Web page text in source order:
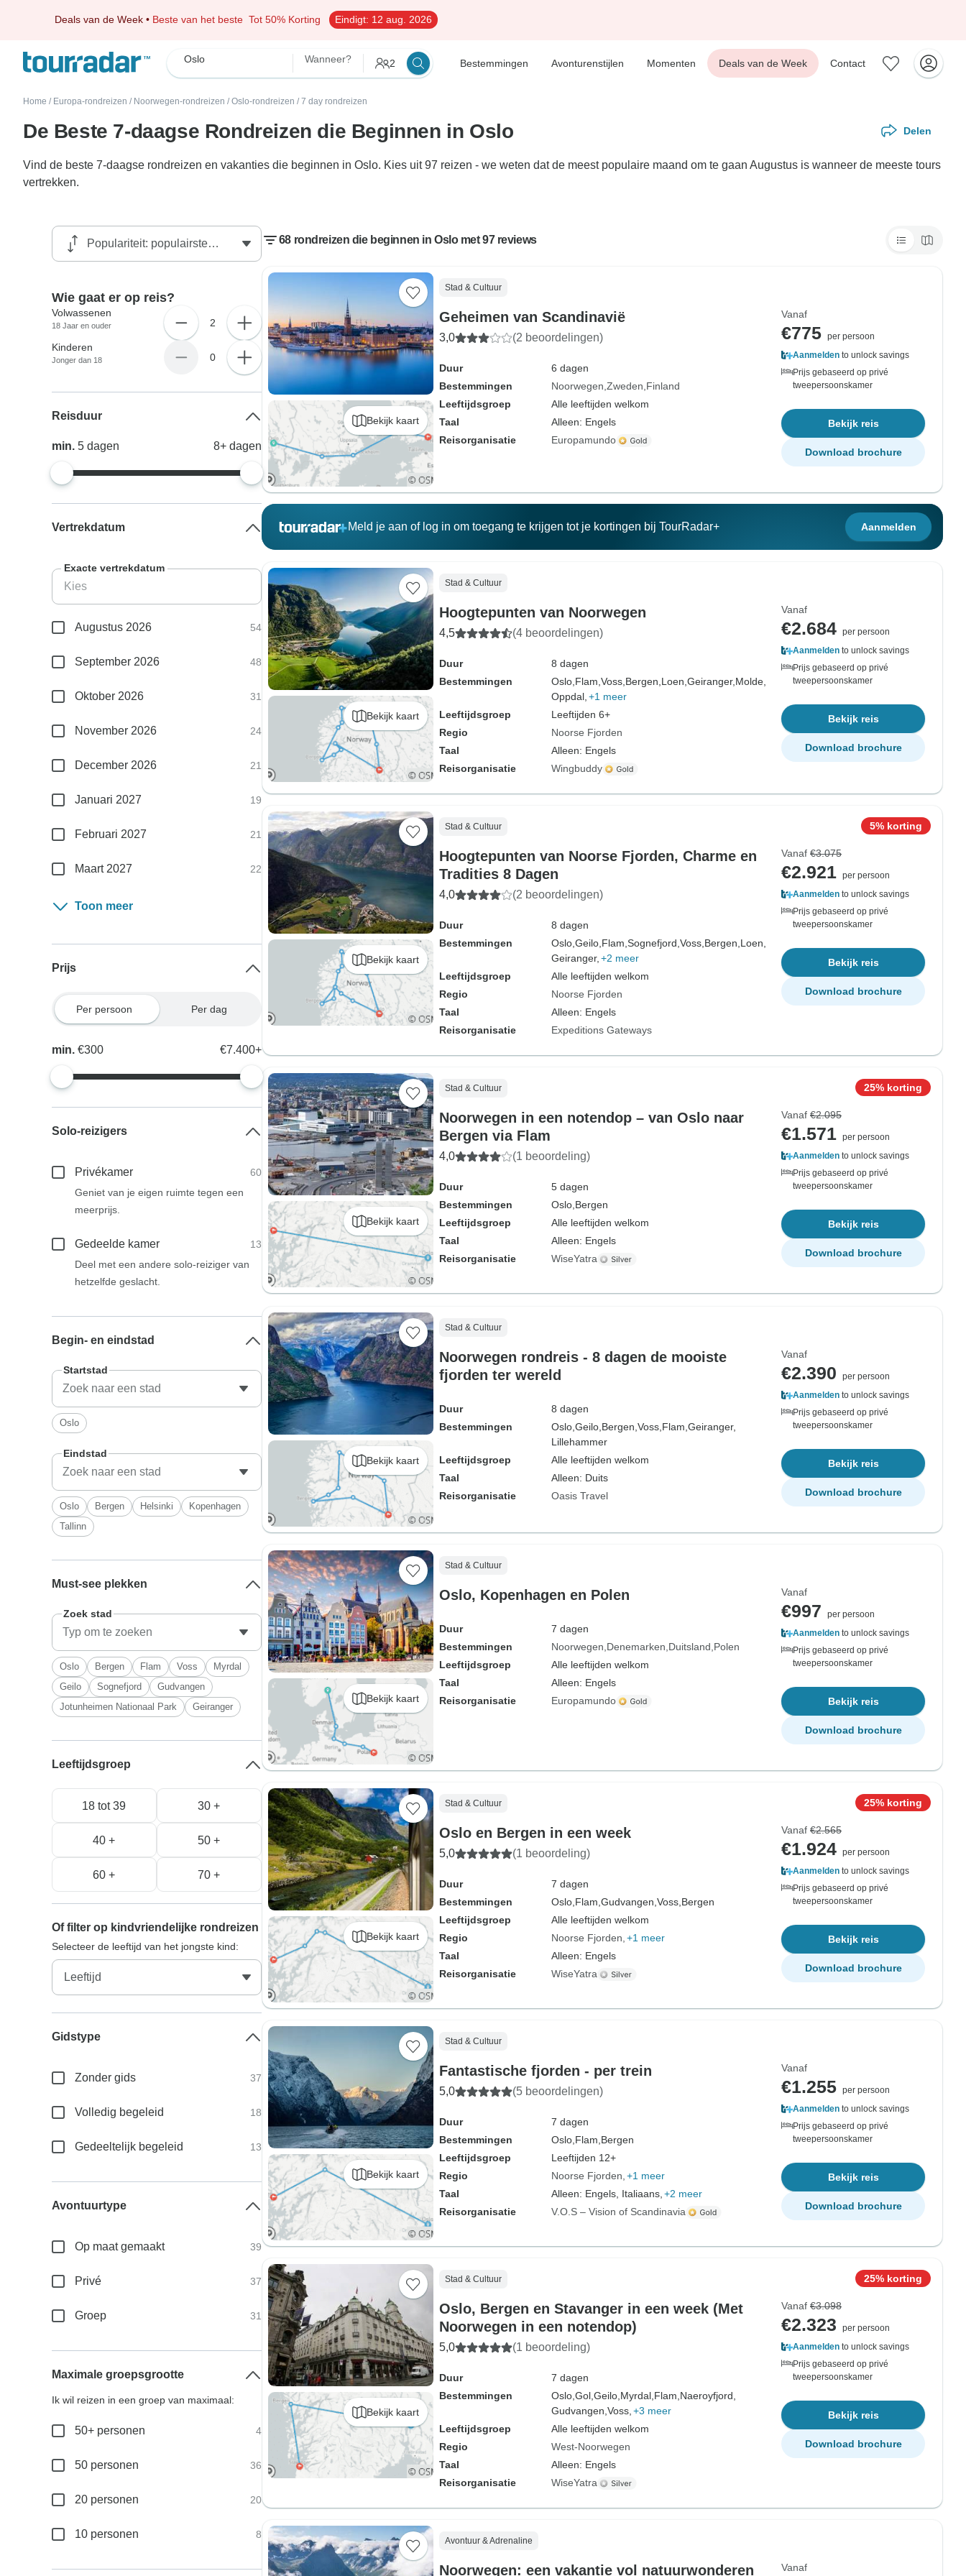
Deals van de Week • Beste van het beste Tot 50% Korting Eindigt: 12 aug. 2026
Oslo Wanneer? 2 Bestemmingen Avonturenstijlen Momenten Deals van de Week Contact
Home / Europa-rondreizen / Noorwegen-rondreizen / Oslo-rondreizen / 7 day rondreizen
De Beste 7-daagse Rondreizen die Beginnen in Oslo Delen
Vind de beste 7-daagse rondreizen en vakanties die beginnen in Oslo. Kies uit 97 reizen - we weten dat de meest populaire maand om te gaan Augustus is wanneer de meeste tours
vertrekken.
68 rondreizen die beginnen in Oslo met 97 reviews
Bekijk kaart
Stad & Cultuur
Geheimen van Scandinavië
3,0 (2 beoordelingen)
Duur
6 dagen
Bestemmingen
Noorwegen Zweden Finland
Leeftijdsgroep
Alle leeftijden welkom
Taal
Alleen: Engels
Reisorganisatie
Europamundo
Vanaf
€775 per persoon
Aanmelden to unlock savings
Prijs gebaseerd op privé
tweepersoonskamer
Bekijk reis
Download brochure
Meld je aan of log in om toegang te krijgen tot je kortingen bij TourRadar+ Aanmelden
Bekijk kaart
Stad & Cultuur
Hoogtepunten van Noorwegen
4,5 (4 beoordelingen)
Duur
8 dagen
Bestemmingen
Oslo, Flam, Voss, Bergen, Loen, Geiranger, Molde,
Oppdal, +1 meer
Leeftijdsgroep
Leeftijden 6+
Regio
Noorse Fjorden
Taal
Alleen: Engels
Reisorganisatie
Wingbuddy
Vanaf
€2.684 per persoon
Aanmelden to unlock savings
Prijs gebaseerd op privé
tweepersoonskamer
Bekijk reis
Download brochure
Bekijk kaart
Stad & Cultuur
Hoogtepunten van Noorse Fjorden, Charme en
Tradities 8 Dagen
4,0 (2 beoordelingen)
Duur
8 dagen
Bestemmingen
Oslo, Geilo, Flam, Sognefjord, Voss, Bergen, Loen,
Geiranger, +2 meer
Leeftijdsgroep
Alle leeftijden welkom
Regio
Noorse Fjorden
Taal
Alleen: Engels
Reisorganisatie
Expeditions Gateways
5% korting
Vanaf €3.075
€2.921 per persoon
Aanmelden to unlock savings
Prijs gebaseerd op privé
tweepersoonskamer
Bekijk reis
Download brochure
Bekijk kaart
Stad & Cultuur
Noorwegen in een notendop – van Oslo naar
Bergen via Flam
4,0 (1 beoordeling)
Duur
5 dagen
Bestemmingen
Oslo, Bergen
Leeftijdsgroep
Alle leeftijden welkom
Taal
Alleen: Engels
Reisorganisatie
WiseYatra
25% korting
Vanaf €2.095
€1.571 per persoon
Aanmelden to unlock savings
Prijs gebaseerd op privé
tweepersoonskamer
Bekijk reis
Download brochure
Bekijk kaart
Stad & Cultuur
Noorwegen rondreis - 8 dagen de mooiste
fjorden ter wereld
Duur
8 dagen
Bestemmingen
Oslo, Geilo, Bergen, Voss, Flam, Geiranger,
Lillehammer
Leeftijdsgroep
Alle leeftijden welkom
Taal
Alleen: Duits
Reisorganisatie
Oasis Travel
Vanaf
€2.390
per persoon
Aanmelden to unlock savings
Prijs gebaseerd op privé
tweepersoonskamer
Bekijk reis
Download brochure
Bekijk kaart
Stad & Cultuur
Oslo, Kopenhagen en Polen
Duur
7 dagen
Bestemmingen
Noorwegen Denemarken Duitsland Polen
Leeftijdsgroep
Alle leeftijden welkom
Taal
Alleen: Engels
Reisorganisatie
Europamundo
Vanaf
€997
per persoon
Aanmelden to unlock savings
Prijs gebaseerd op privé
tweepersoonskamer
Bekijk reis
Download brochure
Bekijk kaart
Stad & Cultuur
Oslo en Bergen in een week
5,0 (1 beoordeling)
Duur
7 dagen
Bestemmingen
Oslo, Flam, Gudvangen, Voss, Bergen
Leeftijdsgroep
Alle leeftijden welkom
Regio
Noorse Fjorden +1 meer
Taal
Alleen: Engels
Reisorganisatie
WiseYatra
25% korting
Vanaf €2.565
€1.924 per persoon
Aanmelden to unlock savings
Prijs gebaseerd op privé
tweepersoonskamer
Bekijk reis
Download brochure
Bekijk kaart
Stad & Cultuur
Fantastische fjorden - per trein
5,0 (5 beoordelingen)
Duur
7 dagen
Bestemmingen
Oslo, Flam, Bergen
Leeftijdsgroep
Leeftijden 12+
Regio
Noorse Fjorden +1 meer
Taal
Alleen: Engels, Italiaans, +2 meer
Reisorganisatie
V.O.S – Vision of Scandinavia
Vanaf
€1.255 per persoon
Aanmelden to unlock savings
Prijs gebaseerd op privé
tweepersoonskamer
Bekijk reis
Download brochure
Bekijk kaart
Stad & Cultuur
Oslo, Bergen en Stavanger in een week (Met
Noorwegen in een notendop)
5,0 (1 beoordeling)
Duur
7 dagen
Bestemmingen
Oslo, Gol, Geilo, Myrdal, Flam, Naeroyfjord,
Gudvangen, Voss, +3 meer
Leeftijdsgroep
Alle leeftijden welkom
Regio
West-Noorwegen
Taal
Alleen: Engels
Reisorganisatie
WiseYatra
25% korting
Vanaf €3.098
€2.323
per persoon
Aanmelden to unlock savings
Prijs gebaseerd op privé
tweepersoonskamer
Bekijk reis
Download brochure
Avontuur & Adrenaline
Noorwegen: een vakantie vol natuurwonderen Vanaf
Wie gaat er op reis?
Volwassenen
18 Jaar en ouder 2
Kinderen
Jonger dan 18 0
Reisduur
min.5dagen 8+ dagen
Vertrekdatum
Exacte vertrekdatum
Augustus 2026 54
September 2026 48
Oktober 2026 31
November 2026 24
December 2026 21
Januari 2027 19
Februari 2027 21
Maart 2027 22
Toon meer
Prijs
Per persoon Per dag
min.€300 €7.400+
Solo-reizigers
Privékamer
60
Geniet van je eigen ruimte tegen een
meerprijs.
Gedeelde kamer
13
Deel met een andere solo-reiziger van
hetzelfde geslacht.
Begin- en eindstad
Startstad
Oslo
Eindstad
Oslo Bergen Helsinki
Kopenhagen
Tallinn
Must-see plekken
Zoek stad
Oslo Bergen Flam Voss
Myrdal
Geilo
Sognefjord
Gudvangen
Jotunheimen Nationaal Park
Geiranger
Leeftijdsgroep
18 tot 39 30 +
40 + 50 +
60 + 70 +
Of filter op kindvriendelijke rondreizen
Selecteer de leeftijd van het jongste kind:
Gidstype
Zonder gids 37
Volledig begeleid 18
Gedeeltelijk begeleid 13
Avontuurtype
Op maat gemaakt 39
Privé 37
Groep 31
Maximale groepsgrootte
Ik wil reizen in een groep van maximaal:
50+ personen 4
50 personen 36
20 personen 20
10 personen 8